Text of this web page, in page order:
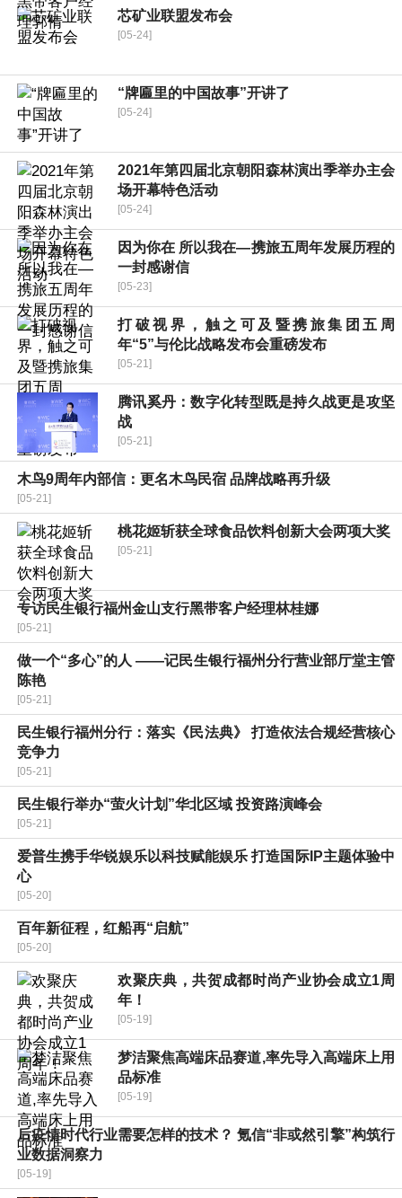
芯矿业联盟发布会
[05-24]
“牌匾里的中国故事”开讲了
[05-24]
2021年第四届北京朝阳森林演出季举办主会
场开幕特色活动
[05-24]
因为你在 所以我在—携旅五周年发展历程的
一封感谢信
[05-23]
打破视界，触之可及暨携旅集团五周
年“5”与伦比战略发布会重磅发布
[05-21]
腾讯奚丹：数字化转型既是持久战更是攻坚
战
[05-21]
木鸟9周年内部信：更名木鸟民宿 品牌战略再升级
[05-21]
桃花姬斩获全球食品饮料创新大会两项大奖
[05-21]
专访民生银行福州金山支行黑带客户经理林桂娜
[05-21]
做一个“多心”的人 ——记民生银行福州分行营业部厅堂主管
陈艳
[05-21]
民生银行福州分行：落实《民法典》 打造依法合规经营核心
竞争力
[05-21]
民生银行举办“萤火计划”华北区域 投资路演峰会
[05-21]
爱普生携手华锐娱乐以科技赋能娱乐 打造国际IP主题体验中
心
[05-20]
百年新征程，红船再“启航”
[05-20]
欢聚庆典，共贺成都时尚产业协会成立1周
年！
[05-19]
梦洁聚焦高端床品赛道,率先导入高端床上用
品标准
[05-19]
后疫情时代行业需要怎样的技术？ 氪信“非或然引擎”构筑行
业数据洞察力
[05-19]